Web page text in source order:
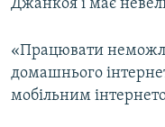
Джанкоя і має
«Працювати
домашнього
мобільним